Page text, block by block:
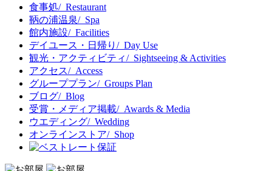
食事処/ Restaurant
鞆の浦温泉/ Spa
館内施設/ Facilities
デイユース・日帰り / Day Use
観光・アクティビティ/ Sightseeing & Activities
アクセス/ Access
グループプラン/ Groups Plan
ブログ/ Blog
受賞・メディア掲載/ Awards & Media
ウエディング/ Wedding
オンラインストア/ Shop